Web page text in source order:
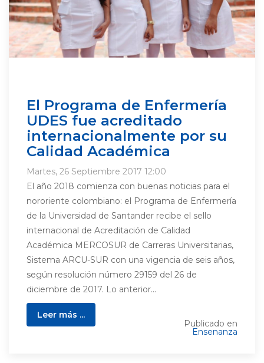
El Programa de Enfermería
UDES fue acreditado
internacionalmente por su
Calidad Académica
Martes, 26 Septiembre 2017 12:00
El año 2018 comienza con buenas noticias para el
nororiente colombiano: el Programa de Enfermería
de la Universidad de Santander recibe el sello
internacional de Acreditación de Calidad
Académica MERCOSUR de Carreras Universitarias,
Sistema ARCU-SUR con una vigencia de seis años,
según resolución número 29159 del 26 de
diciembre de 2017. Lo anterior...
Leer más ...
Publicado en
Ensenanza